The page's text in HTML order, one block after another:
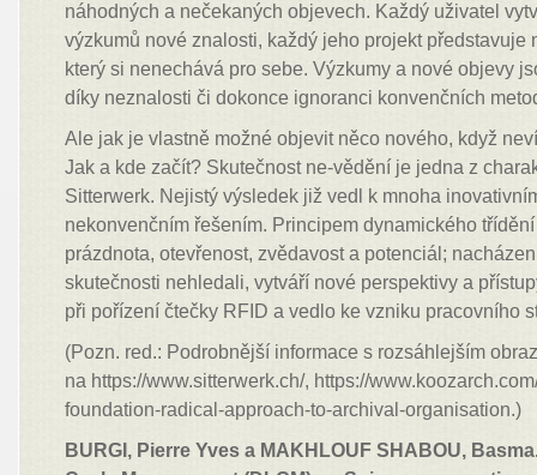
náhodných a nečekaných objevech. Každý uživatel
výzkumů nové znalosti, každý jeho projekt představuje
který si nenechává pro sebe. Výzkumy a nové objevy
díky neznalosti či dokonce ignoranci konvenčních
Ale jak je vlastně možné objevit něco nového, když
Jak a kde začít? Skutečnost ne-vědění je jedna z
Sitterwerk. Nejistý výsledek již vedl k mnoha
nekonvenčním řešením. Principem dynamického
prázdnota, otevřenost, zvědavost a potenciál;
skutečnosti nehledali, vytváří nové perspektivy a
při pořízení čtečky RFID a vedlo ke vzniku pracovního
(Pozn. red.: Podrobnější informace s rozsáhlejším
na https://www.sitterwerk.ch/, https://
foundation-radical-approach-to-archival-organisation.)
BURGI, Pierre Yves a MAKHLOUF SHABOU,